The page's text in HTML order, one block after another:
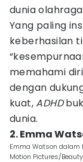
dunia
Yang paling
keberhasilan
memahami
dengan
kuat,ADHD
dunia.
2. Emma
Emma Watson dalam
Motion Pictures/